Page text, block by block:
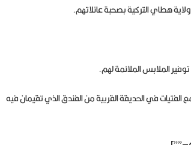
ولاية هطاي التركية بصحبة عائلاتهم.
الملابس الملائمة لهم.
الفتيات في الحديقة القربية من الفندق الذي تقيمان فيه